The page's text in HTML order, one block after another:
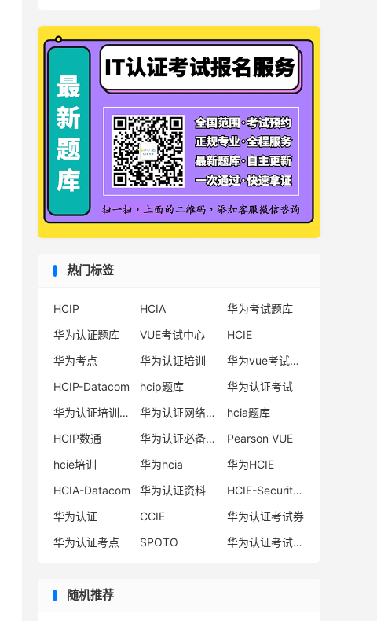
其园区部署了IPV6进行业务测试，该网络中有
4合路由器，运行OSPFV3实现PY6网络互联
互通。如图所示，某工程师查看R2的LSDB，
截取了一条Intra-Area-Prefix-LSA。关于该
LSA的描述，以下哪些说法是正确的?（ ）多
选
QUESTION 6
部署MPLS VPN时，PE-CE之间可以使用静态
路由、IGP或BGP交互路由信息。下列哪些操
可以在PE-CE使用OSPF交互路由信息时用来
防止路由环路?( )多选
QUESTION 7
Transit LSR的出标签?( )多选
OSPFv3与OSPFv2相比，LSA的功能略有区
确的有哪些?( )多选
QUESTION 9
OSPFV3与OSPFV2的报文类型相同，其中
OSPFV3使用链路本地地址作为发送报文的源
地址，报文可以被转发到始发链路范围之外。
在BGP网络中，可以通过配置基于前缀的ORF
功能，使得BGP设备只接收自己需要的路由。
考试科目
HCIP重认证规则
热门标签
HCIP HCIA
华为考试题库
华为认证题库
VUE考试中心
HCIE
华为考点
华为认证培训
华为vue考试中心
HCIP-Datacom
hcip题库
华为认证考试
华为认证培训机构
华为认证网络工程师
hcia题库
HCIP数通
华为认证必备电子书系列
Pearson VUE
hcie培训
华为hcia
华为HCIE
HCIA-Datacom
华为认证资料
HCIE-Security备考指南
华为认证
CCIE
华为认证考试券
华为认证考点
SPOTO 华为认证考试费用
随机推荐